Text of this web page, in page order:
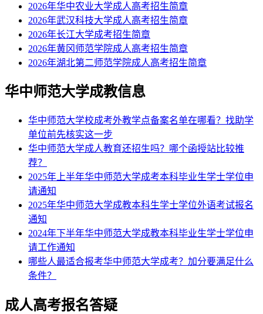
2026年华中农业大学成人高考招生简章
2026年武汉科技大学成人高考招生简章
2026年长江大学成考招生简章
2026年黄冈师范学院成人高考招生简章
2026年湖北第二师范学院成人高考招生简章
华中师范大学成教信息
华中师范大学校成考外教学点备案名单在哪看？找助学
单位前先核实这一步
华中师范大学成人教育还招生吗？哪个函授站比较推
荐？
2025年上半年华中师范大学成考本科毕业生学士学位申
请通知
2025年华中师范大学成教本科生学士学位外语考试报名
通知
2024年下半年华中师范大学成教本科毕业生学士学位申
请工作通知
哪些人最适合报考华中师范大学成考？加分要满足什么
条件？
成人高考报名答疑